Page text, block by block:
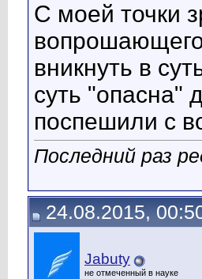
С моей точки
вникнуть в
суть "опасна"
поспешили с
Последний раз
24.08.2015,
Jabuty
не отмеченный в науке